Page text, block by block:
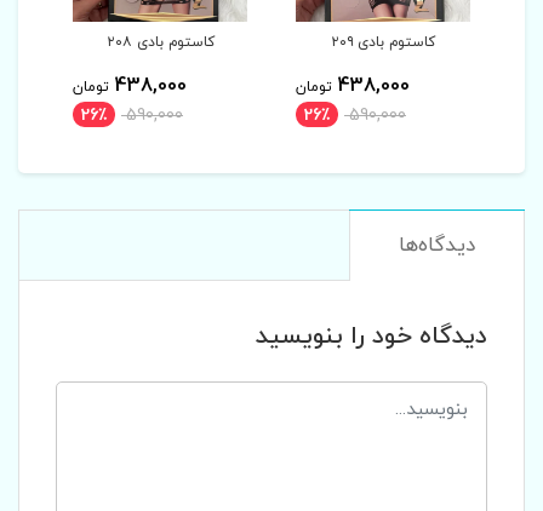
کاستوم بادی ۲۰۸
438,000 تومان
590,000 26٪
کاستوم بادی ۲۰۷
438,000 تومان
590,000 26٪
دیدگاه‌ها
دیدگاه خود را بنویسید